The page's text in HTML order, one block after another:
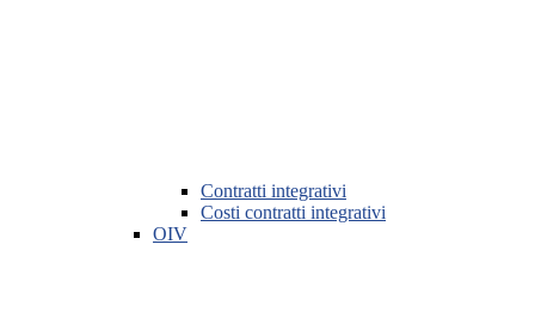
Contratti integrativi
Costi contratti integrativi
OIV